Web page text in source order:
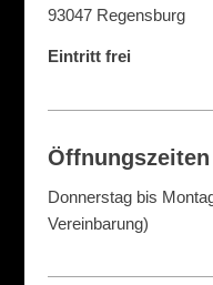
93047 Regensburg
Eintritt frei
Öffnungszeiten
Donnerstag bis
Vereinbarung)